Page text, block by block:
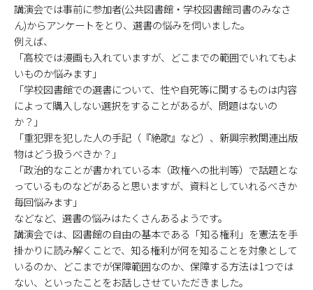
講演会では事前に参加者(公共図書館・学校図書館司書のみなさ
ん)からアンケートをとり、選書の悩みを伺いました。
例えば、
「高校では漫画も入れていますが、どこまでの範囲でいれてもよ
いものか悩みます」
「学校図書館での選書について、性や自死等に関するものは内容
によって購入しない選択をすることがあるが、問題はないの
か？」
「重犯罪を犯した人の手記（『絶歌』など）、新興宗教関連出版
物はどう扱うべきか？」
「政治的なことが書かれている本（政権への批判等）で話題とな
っているものなどがあると思いますが、資料としていれるべきか
毎回悩みます」
などなど、選書の悩みはたくさんあるようです。
講演会では、図書館の自由の基本である「知る権利」を憲法を手
掛かりに読み解くことで、知る権利が何を知ることを対象として
いるのか、どこまでが保障範囲なのか、保障する方法は1つでは
ない、といったことをお話しさせていただきました。